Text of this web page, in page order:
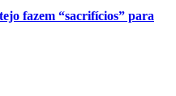
fazem “sacrifícios” para